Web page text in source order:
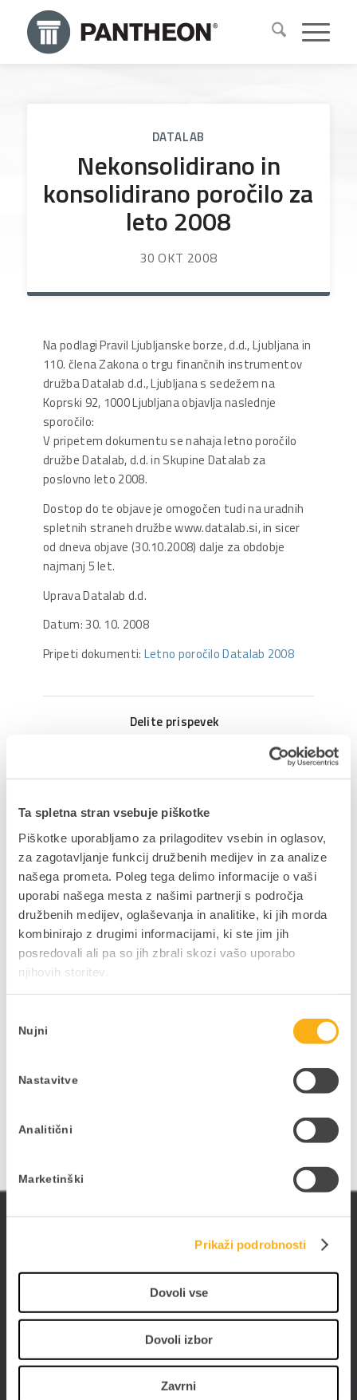
Ta spletna stran vsebuje piškotke
Piškotke uporabljamo za prilagoditev vsebin in oglasov,
za zagotavljanje funkcij družbenih medijev in za analize
našega prometa. Poleg tega delimo informacije o vaši
uporabi našega mesta z našimi partnerji s področja
družbenih medijev, oglaševanja in analitike, ki jih morda
kombinirajo z drugimi informacijami, ki ste jim jih
posredovali ali pa so jih zbrali skozi vašo uporabo
njihovih storitev.
soglasja
Nujni
Nastavitve
Analitični
Marketinški
Prikaži podrobnosti
Dovoli vse
Dovoli izbor
Zavrni
DATALAB
Nekonsolidirano in
konsolidirano poročilo za
leto 2008
30 OKT 2008
Na podlagi Pravil Ljubljanske borze, d.d., Ljubljana in
110. člena Zakona o trgu finančnih instrumentov
družba Datalab d.d., Ljubljana s sedežem na
Koprski 92, 1000 Ljubljana objavlja naslednje
sporočilo:
V pripetem dokumentu se nahaja letno poročilo
družbe Datalab, d.d. in Skupine Datalab za
poslovno leto 2008.
Dostop do te objave je omogočen tudi na uradnih
spletnih straneh družbe www.datalab.si, in sicer
od dneva objave (30.10.2008) dalje za obdobje
najmanj 5 let.
Uprava Datalab d.d.
Datum: 30. 10. 2008
Pripeti dokumenti: Letno poročilo Datalab 2008
Delite prispevek
NAZAJ NA JAVNE OBJAVE
Ne zamudite podjetniških
novosti in nasvetov
V kolikor bi si želeli mesečno v svoj e-
ePoslovanje
Poslujte hitreje, bolj prilagodljivo in enostavneje -
poslujte elektronsko. Digitalizirajte poslovanje s
PANTHEON-om in storitvami ePoslovanja.